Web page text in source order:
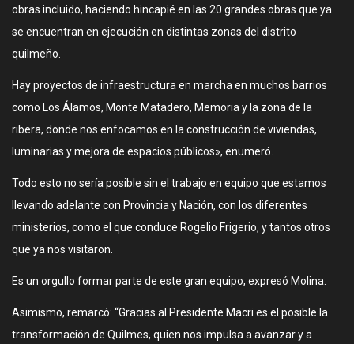
obras incluido, haciendo hincapié en las 20 grandes obras que ya
se encuentran en ejecución en distintas zonas del distrito
quilmeño.
Hay proyectos de infraestructura en marcha en muchos barrios
como Los Álamos, Monte Matadero, Memoria y la zona de la
ribera, donde nos enfocamos en la construcción de viviendas,
luminarias y mejora de espacios públicos», enumeró.
Todo esto no sería posible sin el trabajo en equipo que estamos
llevando adelante con Provincia y Nación, con los diferentes
ministerios, como el que conduce Rogelio Frigerio, y tantos otros
que ya nos visitaron.
Es un orgullo formar parte de este gran equipo, expresó Molina.
Asimismo, remarcó: “Gracias al Presidente Macri es el posible la
transformación de Quilmes, quien nos impulsa a avanzar y a